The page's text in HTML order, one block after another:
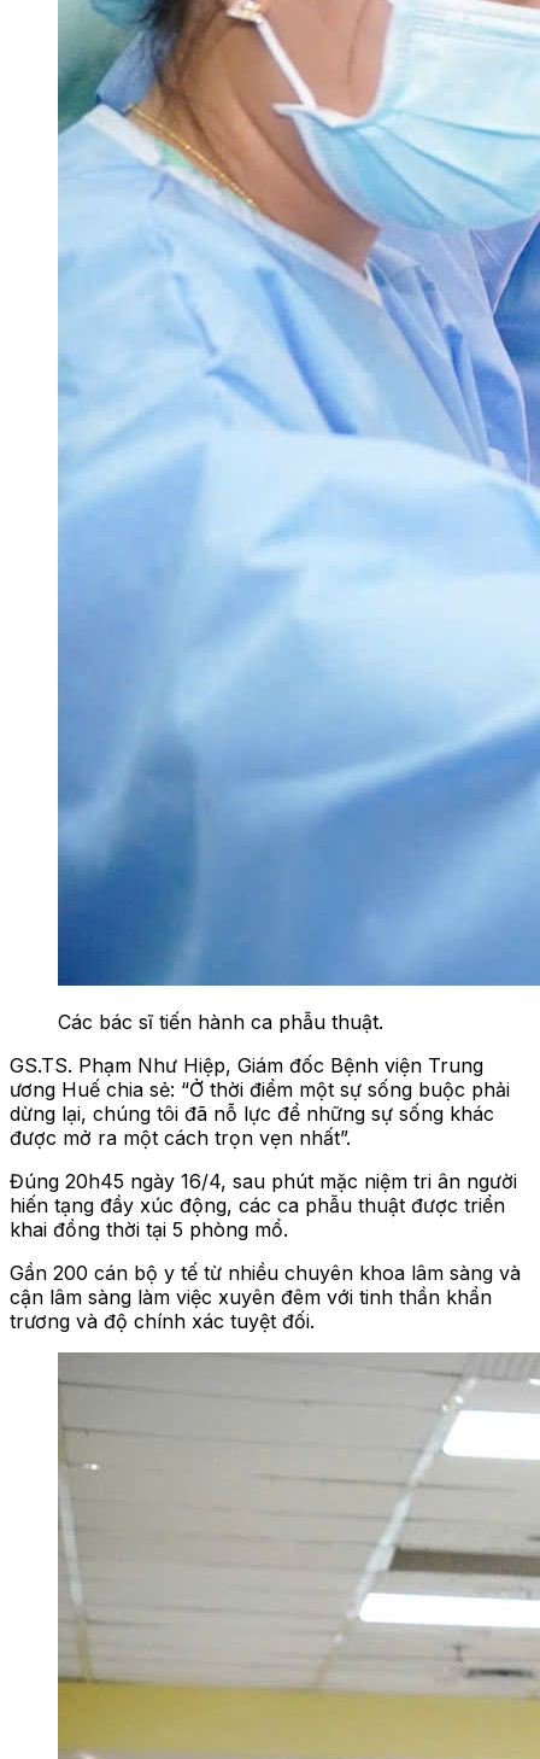
Các bác sĩ tiến hành ca phẫu thuật.
GS.TS. Phạm Như Hiệp, Giám đốc Bệnh viện Trung
ương Huế chia sẻ: “Ở thời điểm một sự sống buộc phải
dừng lại, chúng tôi đã nỗ lực để những sự sống khác
được mở ra một cách trọn vẹn nhất”.
Đúng 20h45 ngày 16/4, sau phút mặc niệm tri ân người
hiến tạng đầy xúc động, các ca phẫu thuật được triển
khai đồng thời tại 5 phòng mổ.
Gần 200 cán bộ y tế từ nhiều chuyên khoa lâm sàng và
cận lâm sàng làm việc xuyên đêm với tinh thần khẩn
trương và độ chính xác tuyệt đối.